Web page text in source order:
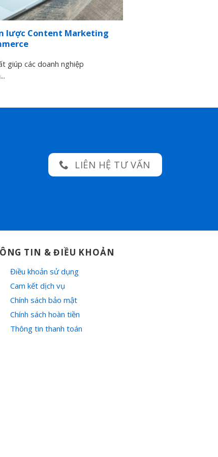
lược Content Marketing
giúp các doanh nghiệp
LIÊN HỆ TƯ VẤN
TIN & ĐIỀU KHOẢN
Điều khoản sử dụng
Cam kết dịch vụ
Chính sách bảo mật
Chính sách hoàn tiền
Thông tin thanh toán